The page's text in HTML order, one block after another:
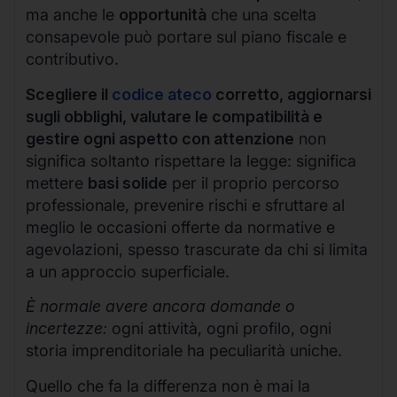
ma anche le opportunità che una scelta
consapevole può portare sul piano fiscale e
contributivo.
Scegliere il codice ateco corretto, aggiornarsi
sugli obblighi, valutare le compatibilità e
gestire ogni aspetto con attenzione non
significa soltanto rispettare la legge: significa
mettere basi solide per il proprio percorso
professionale, prevenire rischi e sfruttare al
meglio le occasioni offerte da normative e
agevolazioni, spesso trascurate da chi si limita
a un approccio superficiale.
È normale avere ancora domande o
incertezze: ogni attività, ogni profilo, ogni
storia imprenditoriale ha peculiarità uniche.
Quello che fa la differenza non è mai la